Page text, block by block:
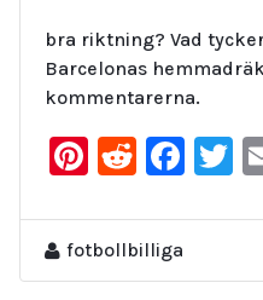
bra riktning? Vad
Barcelonas
kommentarerna.
Pinterest
Reddit
fotbollbilliga